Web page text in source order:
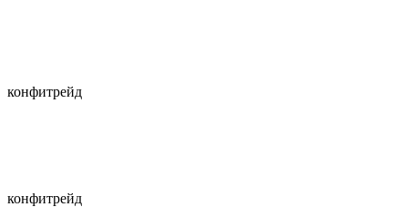
конфитрейд
конфитрейд